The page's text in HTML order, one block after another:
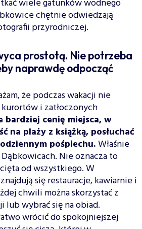
wiele gatunków wodnego
chętnie odwiedzają
przyrodniczej.
prostotą. Nie potrzeba
naprawdę odpocząć
że podczas wakacji nie
kurortów i zatłoczonych
bardziej cenię miejsca, w
na plaży z książką, posłuchać
pośpiechu.Właśnie
Nie oznacza to
od wszystkiego. W
się restauracje, kawiarnie i
chwili można skorzystać z
lub wybrać się na obiad.
wrócić do spokojniejszej